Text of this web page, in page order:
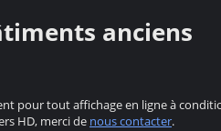
anciens
pour tout affichage en ligne à
HD, merci de nous contacter.